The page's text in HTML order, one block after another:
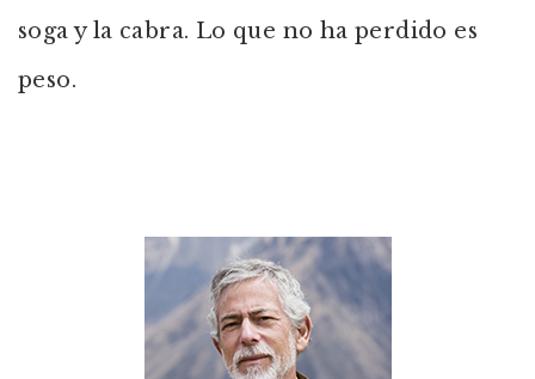
soga y la cabra. Lo que no ha perdido es
peso.